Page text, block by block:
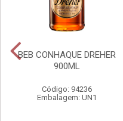
BEB CONHAQUE DREHER
900ML
Código: 94236
Embalagem: UN1